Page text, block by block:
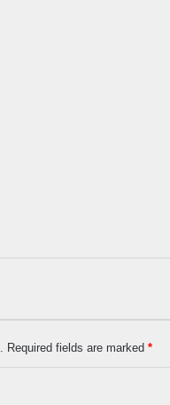
Required fields are marked *